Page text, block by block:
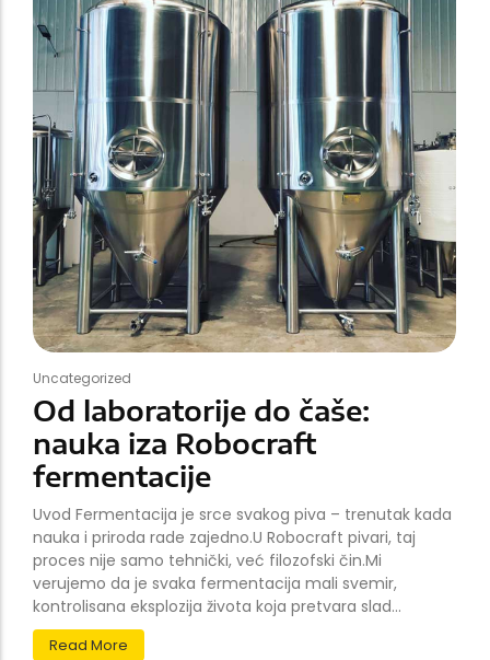
Uncategorized
Od laboratorije do čaše:
nauka iza Robocraft
fermentacije
Uvod Fermentacija je srce svakog piva – trenutak kada
nauka i priroda rade zajedno.U Robocraft pivari, taj
proces nije samo tehnički, već filozofski čin.Mi
verujemo da je svaka fermentacija mali svemir,
kontrolisana eksplozija života koja pretvara slad...
Read More